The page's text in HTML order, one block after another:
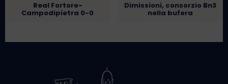
Real Fortore-
Campodipietra 0-0
Dimissioni, consorzio Bn3
nella bufera